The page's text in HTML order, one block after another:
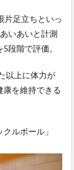
片足立ちといっ
いあいと計測
段階で評価。
以上に体力が
康を維持できる
ルボール」